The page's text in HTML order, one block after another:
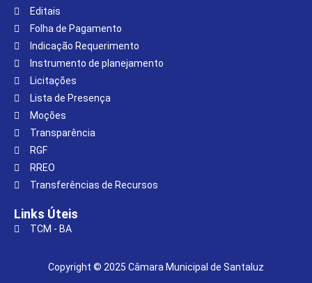
Editais
Folha de Pagamento
Indicação Requerimento
Instrumento de planejamento
Licitações
Lista de Presença
Moções
Transparência
RGF
RREO
Transferências de Recursos
Links Úteis
TCM - BA
Copyright © 2025 Câmara Municipal de Santaluz